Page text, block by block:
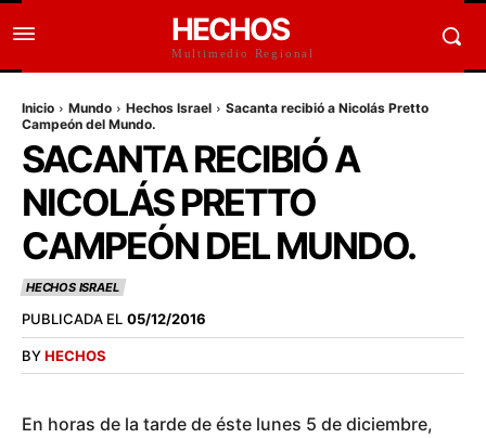
HECHOS
Multimedio Regional
Inicio Mundo Hechos Israel
Sacanta recibió a Nicolás Pretto
Campeón del Mundo.
SACANTA RECIBIÓ A
NICOLÁS PRETTO
CAMPEÓN DEL MUNDO.
HECHOS ISRAEL
PUBLICADA EL 05/12/2016
BYHECHOS
En horas de la tarde de éste lunes 5 de diciembre,